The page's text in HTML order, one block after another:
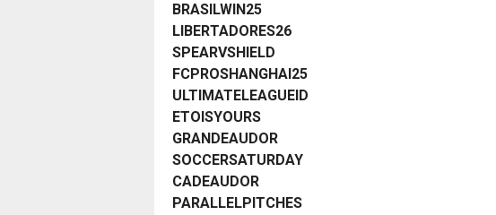
BRASILWIN25
LIBERTADORES26
SPEARVSHIELD
FCPROSHANGHAI25
ULTIMATELEAGUEID
ETOISYOURS
GRANDEAUDOR
SOCCERSATURDAY
CADEAUDOR
PARALLELPITCHES